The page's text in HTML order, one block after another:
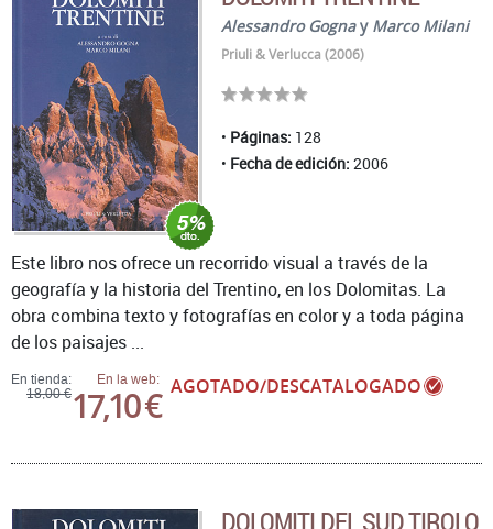
Alessandro Gognay Marco Milani
Priuli & Verlucca (2006)
Páginas: 128
Fecha de edición: 2006
En tienda:
18,00 €
En la web:
17,10 € AGOTADO/DESCATALOGADO
Este libro nos ofrece un recorrido visual a través de la
geografía y la historia del Trentino, en los Dolomitas. La
obra combina texto y fotografías en color y a toda página
de los paisajes ...
DOLOMITI DEL SUD TIROLO